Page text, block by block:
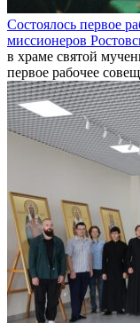
Состоялось первое
миссионеров
в храме святой
первое рабочее